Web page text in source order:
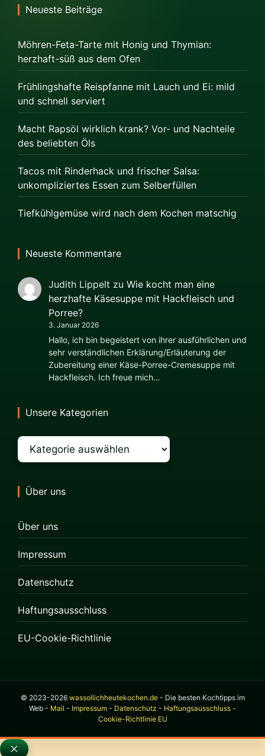
Neueste Beiträge
Möhren-Feta-Tarte mit Honig und Thymian:
herzhaft-süß aus dem Ofen
Frühlingshafte Reispfanne mit Lauch und Ei: mild
und schnell serviert
Macht Rapsöl wirklich krank? Vor- und Nachteile
des beliebten Öls
Tacos mit Rinderhack und frischer Salsa:
unkompliziertes Essen zum Selberfüllen
Tiefkühlgemüse wird nach dem Kochen matschig
Neueste Kommentare
Judith Lippelt zu Wie kocht man eine
herzhafte Käsesuppe mit Hackfleisch und
Porree?
3. Januar 2026
Hallo, ich bin begeistert von ihrer ausführlichen und
sehr verständlichen Erklärung/Erläuterung der
Zubereitung einer Käse-Porree-Cremesuppe mit
Hackfleisch. Ich freue mich…
Unsere Kategorien
Kategorien
Über uns
Über uns
Impressum
Datenschutz
Haftungsausschluss
EU-Cookie-Richtlinie
© 2023-2026 wassollichheutekochen.de- Die besten Kochtipps im
Web - Mail - Impressum - Datenschutz - Haftungsausschluss -
Cookie-Richtlinie EU